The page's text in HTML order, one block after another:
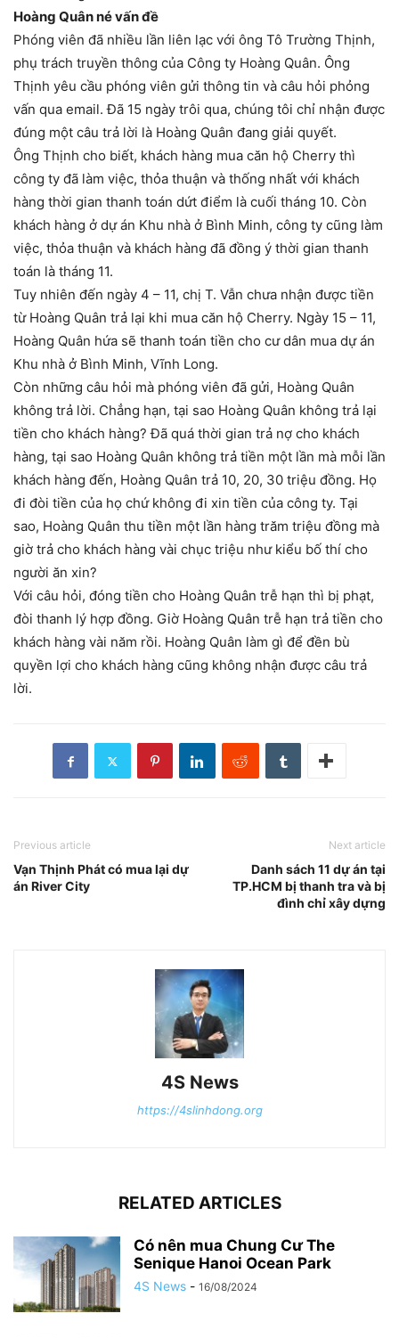
Hoàng Quân né vấn đề
Phóng viên đã nhiều lần liên lạc với ông Tô Trường Thịnh,
phụ trách truyền thông của Công ty Hoàng Quân. Ông
Thịnh yêu cầu phóng viên gửi thông tin và câu hỏi phỏng
vấn qua email. Đã 15 ngày trôi qua, chúng tôi chỉ nhận được
đúng một câu trả lời là Hoàng Quân đang giải quyết.
Ông Thịnh cho biết, khách hàng mua căn hộ Cherry thì
công ty đã làm việc, thỏa thuận và thống nhất với khách
hàng thời gian thanh toán dứt điểm là cuối tháng 10. Còn
khách hàng ở dự án Khu nhà ở Bình Minh, công ty cũng làm
việc, thỏa thuận và khách hàng đã đồng ý thời gian thanh
toán là tháng 11.
Tuy nhiên đến ngày 4 – 11, chị T. Vẫn chưa nhận được tiền
từ Hoàng Quân trả lại khi mua căn hộ Cherry. Ngày 15 – 11,
Hoàng Quân hứa sẽ thanh toán tiền cho cư dân mua dự án
Khu nhà ở Bình Minh, Vĩnh Long.
Còn những câu hỏi mà phóng viên đã gửi, Hoàng Quân
không trả lời. Chẳng hạn, tại sao Hoàng Quân không trả lại
tiền cho khách hàng? Đã quá thời gian trả nợ cho khách
hàng, tại sao Hoàng Quân không trả tiền một lần mà mỗi lần
khách hàng đến, Hoàng Quân trả 10, 20, 30 triệu đồng. Họ
đi đòi tiền của họ chứ không đi xin tiền của công ty. Tại
sao, Hoàng Quân thu tiền một lần hàng trăm triệu đồng mà
giờ trả cho khách hàng vài chục triệu như kiểu bố thí cho
người ăn xin?
Với câu hỏi, đóng tiền cho Hoàng Quân trễ hạn thì bị phạt,
đòi thanh lý hợp đồng. Giờ Hoàng Quân trễ hạn trả tiền cho
khách hàng vài năm rồi. Hoàng Quân làm gì để đền bù
quyền lợi cho khách hàng cũng không nhận được câu trả
lời.
Previous article
Vạn Thịnh Phát có mua lại dự
án River City
Next article
Danh sách 11 dự án tại
TP.HCM bị thanh tra và bị
đình chỉ xây dựng
4S News
https://4slinhdong.org
RELATED ARTICLES
Có nên mua Chung Cư The
Senique Hanoi Ocean Park
4S News - 16/08/2024